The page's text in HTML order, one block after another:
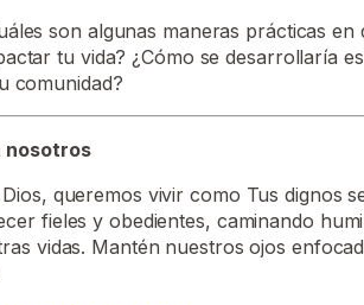
son algunas maneras prácticas
tu vida? ¿Cómo se desarrollaría
comunidad?
nosotros
queremos vivir como Tus dignos
fieles y obedientes, caminando
vidas. Mantén nuestros ojos